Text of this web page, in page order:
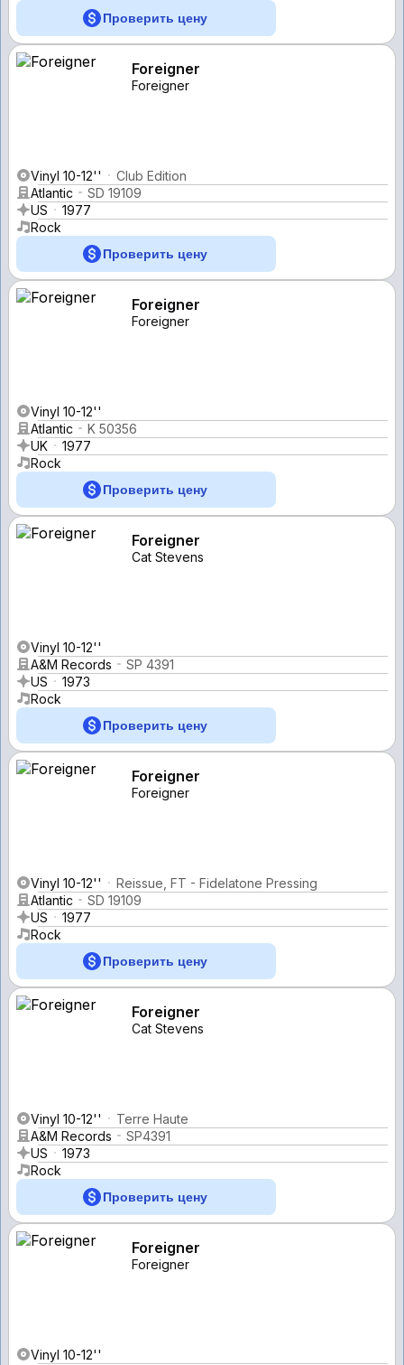
Проверить цену
Foreigner
Foreigner
Vinyl 10-12''
Club Edition
Atlantic
SD 19109
US
1977
Rock
Проверить цену
Foreigner
Foreigner
Vinyl 10-12''
Atlantic
K 50356
UK
1977
Rock
Проверить цену
Foreigner
Cat Stevens
Vinyl 10-12''
A&M Records
SP 4391
US
1973
Rock
Проверить цену
Foreigner
Foreigner
Vinyl 10-12''
Reissue, FT - Fidelatone Pressing
Atlantic
SD 19109
US
1977
Rock
Проверить цену
Foreigner
Cat Stevens
Vinyl 10-12''
Terre Haute
A&M Records
SP4391
US
1973
Rock
Проверить цену
Foreigner
Foreigner
Vinyl 10-12''